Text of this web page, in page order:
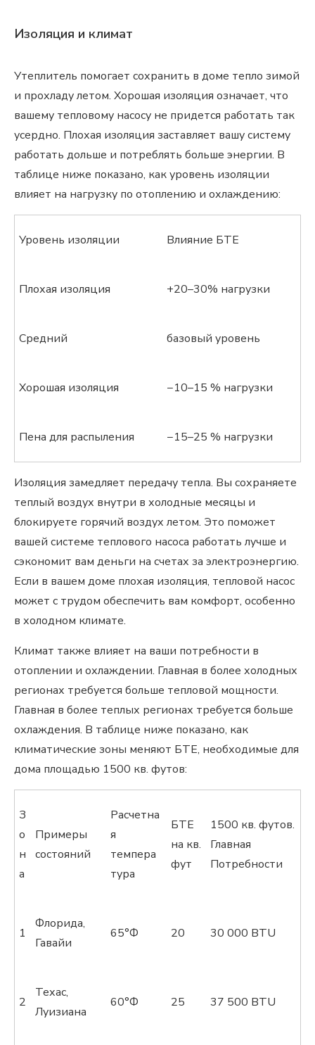
Изоляция и климат
Утеплитель помогает сохранить в доме тепло зимой
и прохладу летом. Хорошая изоляция означает, что
вашему тепловому насосу не придется работать так
усердно. Плохая изоляция заставляет вашу систему
работать дольше и потреблять больше энергии. В
таблице ниже показано, как уровень изоляции
влияет на нагрузку по отоплению и охлаждению:
Уровень изоляции Влияние БТЕ
Плохая изоляция +20–30% нагрузки
Средний базовый уровень
Хорошая изоляция −10–15 % нагрузки
Пена для распыления −15–25 % нагрузки
Изоляция замедляет передачу тепла. Вы сохраняете
теплый воздух внутри в холодные месяцы и
блокируете горячий воздух летом. Это поможет
вашей системе теплового насоса работать лучше и
сэкономит вам деньги на счетах за электроэнергию.
Если в вашем доме плохая изоляция, тепловой насос
может с трудом обеспечить вам комфорт, особенно
в холодном климате.
Климат также влияет на ваши потребности в
отоплении и охлаждении. Главная в более холодных
регионах требуется больше тепловой мощности.
Главная в более теплых регионах требуется больше
охлаждения. В таблице ниже показано, как
климатические зоны меняют БТЕ, необходимые для
дома площадью 1500 кв. футов:
З
о
н
а
Примеры
состояний
Расчетна
я
темпера
тура
БТЕ
на кв.
фут
1500 кв. футов.
Главная
Потребности
1
Флорида,
Гавайи
65°Ф 20 30 000 BTU
2
Техас,
Луизиана
60°Ф 25 37 500 BTU